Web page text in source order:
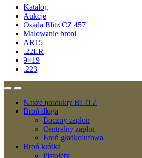
Katalog
Aukcje
Osada Blitz CZ 457
Malowanie broni
AR15
.22LR
9×19
.223
Nasze produkty BLITZ
Broń długa
Boczny zapłon
Centralny zapłon
Broń gładkolufowa
Broń krótka
Pistolety